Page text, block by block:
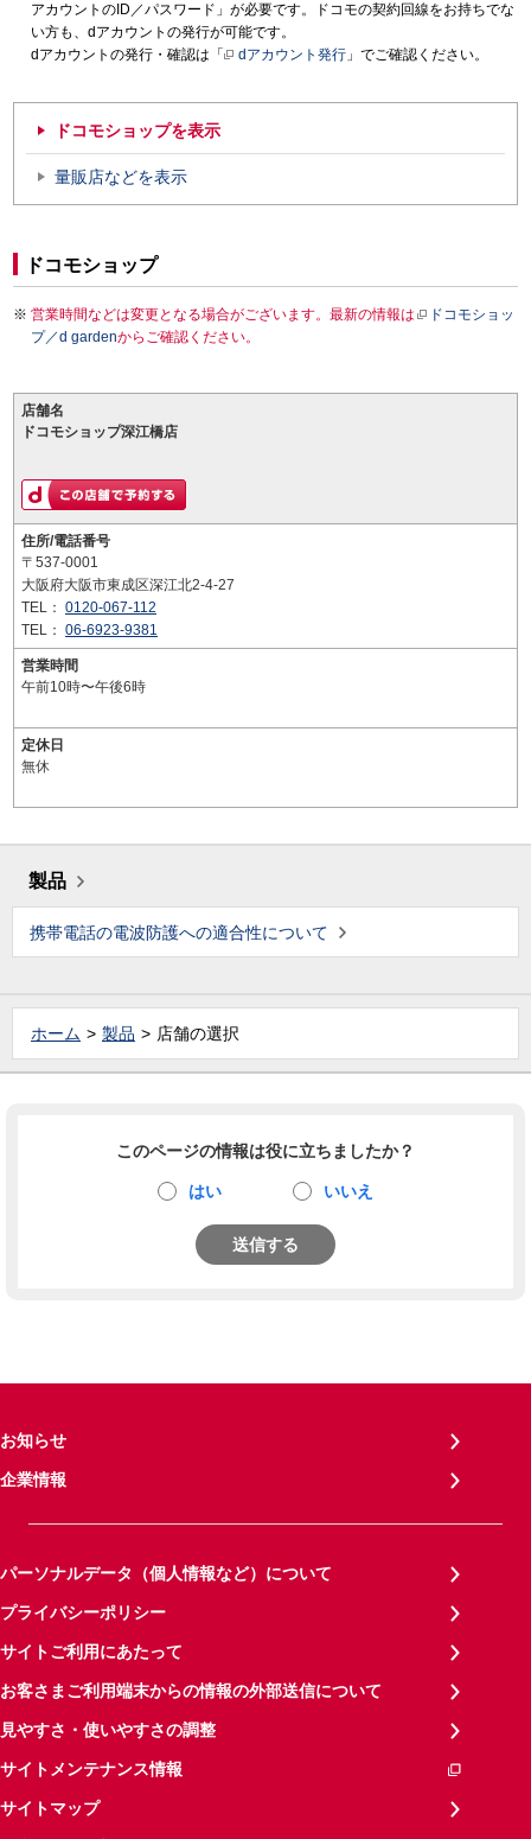
アカウントのID／パスワード」が必要です。ドコモの契約回線をお持ちでな
い方も、dアカウントの発行が可能です。
dアカウントの発行・確認は「
dアカウント発行 」でご確認ください。
ドコモショップを表示
量販店などを表示
ドコモショップ
営業時間などは変更となる場合がございます。最新の情報は
ドコモショッ
プ／d gardenからご確認ください。
店舗名
ドコモショップ深江橋店
住所/電話番号
〒537-0001
大阪府大阪市東成区深江北2-4-27
TEL： 0120-067-112
TEL： 06-6923-9381
営業時間
午前10時〜午後6時
定休日
無休
製品
携帯電話の電波防護への適合性について
ホーム 製品 店舗の選択
このページの情報は役に立ちましたか？
はい いいえ
送信する
お知らせ
企業情報
パーソナルデータ（個人情報など）について
プライバシーポリシー
サイトご利用にあたって
お客さまご利用端末からの情報の外部送信について
見やすさ・使いやすさの調整
サイトメンテナンス情報
サイトマップ